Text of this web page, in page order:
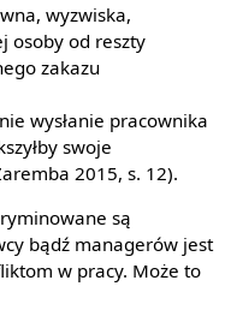
wyzwiska,
osoby od reszty
zakazu
wysłanie pracownika
swoje
2015, s. 12).
są
bądź managerów jest
w pracy. Może to